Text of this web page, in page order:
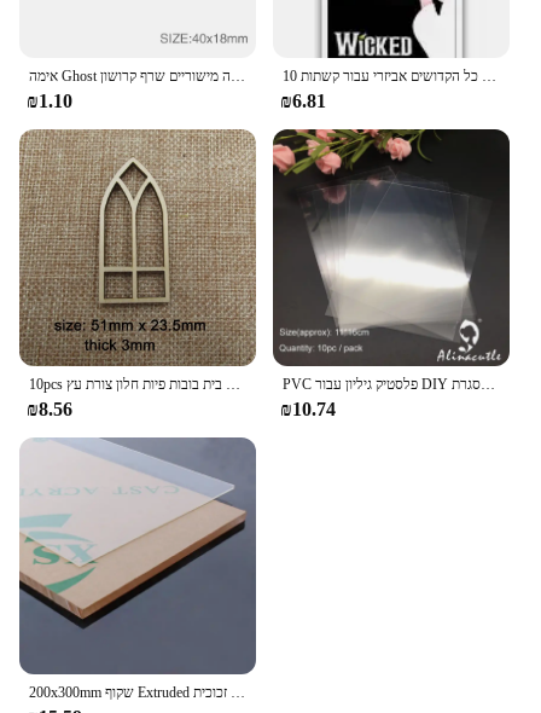
אימה Ghost מכשפה בת סרט סרט שטוח בחזרה מישוריים שרף קרושון DIY אקריליק אביזרי מקרה טלפון נייד סרט, 5Yc19672
₪1.10
10 יח'\חבילה אשראי כרטיס ליל כל הקדושים אביזרי עבור קשתות Flatback מישוריים שרף DIY קרפט וגינה Handcraft חומרי דקור PR96911
₪6.81
10pcs לא גמור בלנק בית בובות פיות חלון צורת עץ Windows מגזרת דלת בית אביזרי DIY קרפט
₪8.56
PVC פלסטיק גיליון עבור DIY רעיונות בעבודת יד שייקר כרטיס אלבום תמונה מסגרת Alinacutle
₪10.74
200x300mm שקוף Extruded ברור פלסטיק גיליון אקריליק לוח אורגני זכוכית polymethyl methacrylate 1mm 3mm 10mm